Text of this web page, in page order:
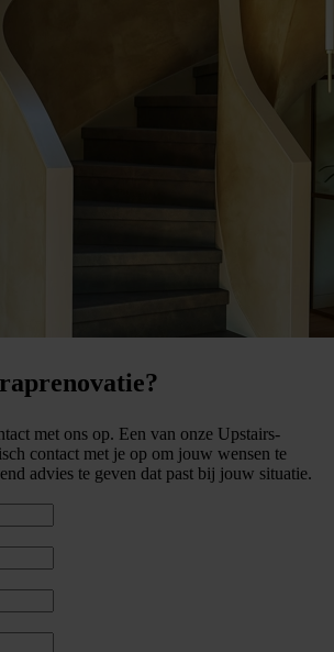
met ons op. Een van onze Upstairs-
contact met je op om jouw wensen te
advies te geven dat past bij jouw situatie.